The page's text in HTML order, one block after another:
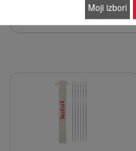
Moji izbori